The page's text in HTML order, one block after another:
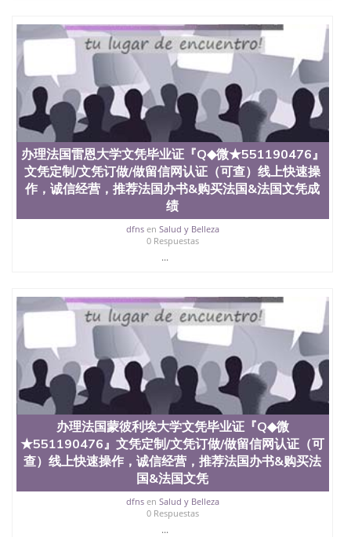
University）圣何塞州立大学（San Jose State
University）圣何塞州立大学（San Jose State
University）圣何塞州立大学学位证（San Jose State
University）圣何塞州立大学学位证（San Jose State
University）圣何塞州立大学学位证（San Jose State
University）圣何塞州立大学（San Jose State
University）圣何塞州立大学（San Jose State
University）圣何塞州立大学（San Jose State
University）圣何塞州立大学（San Jose State
University）圣何塞州立大学学位证（San Jose State
University）圣何塞州立大学学位证（San Jose State
University）圣何塞州立大学结业证（San Jose State
University）圣何塞州立大学结业证（San Jose State
University）圣何塞州立大学结业证（San Jose State
University）圣何塞州立大学学位证（San Jose State
University）圣何塞州立大学学位证（San Jose State
University）圣何塞州立大学学历证书（San Jose
（San Jose State University）澳洲读书未毕业找人做
文凭学位qq微信551190476澳洲读CQU中央昆士兰大
学学历 绩单购买学位证书/澳洲读本科硕士做文凭/购
买澳洲大学毕业证成绩单假文凭学历
offieUniversityofSouthernQueensland 澳洲读书未毕
业找人做文凭学位qq微信551190476澳洲读CQU中央
昆士兰大学学历成绩单购买学位证书/澳洲读本科硕
士做文凭/购买澳洲大学毕业证成绩单假文凭学历办
理法国巴黎第十一大学文凭毕业证『Q◆微
★551190476』文凭定制/文凭订做/做留信网认证
（可查）线上快速操作，诚信经营，推荐法国办书&
购买法国&法国文凭成绩单制作+◆办理各国各大学文
凭(世界名校一对一专业服务）办理毕业证成绩单
办理法国雷恩大学文凭毕业证『Q◆微★551190476』
文凭定制/文凭订做/做留信网认证（可查）线上快速操
作，诚信经营，推荐法国办书&购买法国&法国文凭成
绩
dfnsen Salud y Belleza
0 Respuestas
...
办理法国蒙彼利埃大学文凭毕业证『Q◆微
★551190476』文凭定制/文凭订做/做留信网认证（可
查）线上快速操作，诚信经营，推荐法国办书&购买法
国&法国文凭
dfnsen Salud y Belleza
0 Respuestas
...